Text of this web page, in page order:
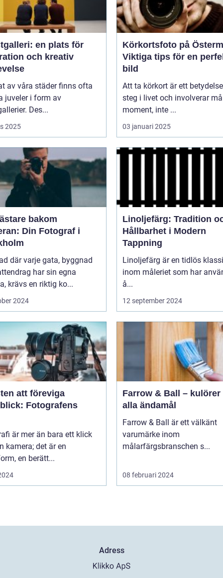
en plats för
och kreativ
av våra städer finns ofta
juveler i form av
Des...
2025
Körkortsfoto på
Viktiga tips för en
bild
Att ta körkort är ett
steg i livet och involverar
moment, inte ...
03 januari 2025
bakom
Din Fotograf i
där varje gata, byggnad
har sin egna
krävs en riktig ko...
2024
Linoljefärg: Tradition
Hållbarhet i Modern
Tappning
Linoljefärg är en tidlös
inom måleriet som har
å...
12 september 2024
att föreviga
Fotografens
är mer än bara ett klick
kamera; det är en
en berätt...
Farrow & Ball – kulörer
alla ändamål
Farrow & Ball är ett välkänt
varumärke inom
målarfärgsbranschen s...
08 februari 2024
Adress